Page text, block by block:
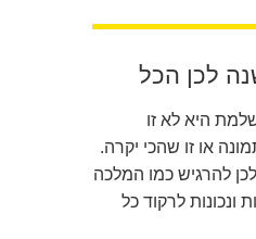
לכן הכל
היא לא זו
או זו שהכי יקרה.
להרגיש כמו המלכה
ונכונות לרקוד כל